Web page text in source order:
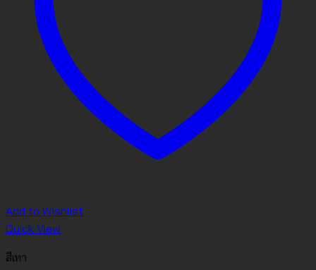
Add to Wishlist
Quick View
สีเทา